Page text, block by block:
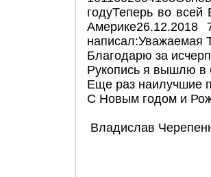
годуТеперь во
Америке26.12.2018
написал:Уважаемая
Благодарю за
Рукопись я вышлю
Еще раз наилучшие
С Новым годом и
Владислав